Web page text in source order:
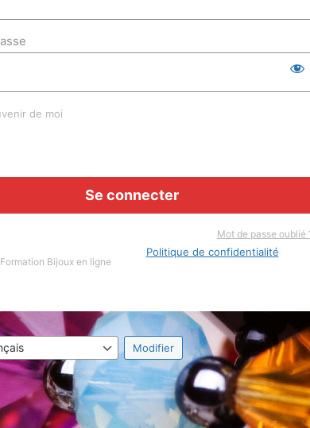
de moi
Mot de passe oublié
Bijoux en ligne
Politique de confidentialité